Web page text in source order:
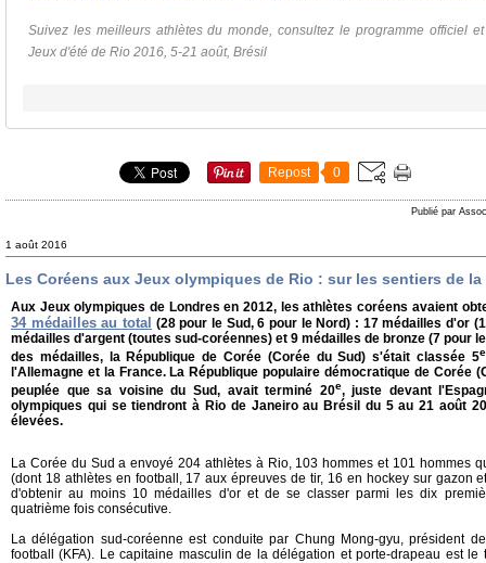
Suivez les meilleurs athlètes du monde, consultez le programme officiel
Jeux d'été de Rio 2016, 5-21 août, Brésil
Repost 0
Publié par
1 août 2016
Les Coréens aux Jeux olympiques de Rio : sur les sentiers de
Aux Jeux olympiques de Londres en 2012, les athlètes coréens avaient
34 médailles au total (28 pour le Sud, 6 pour le Nord) : 17 médailles d'or
médailles d'argent (toutes sud-coréennes) et 9 médailles de bronze (7 pour
des médailles, la République de Corée (Corée du Sud) s'était classée 5e
l'Allemagne et la France. La République populaire démocratique de Corée
peuplée que sa voisine du Sud, avait terminé 20e, juste devant
olympiques qui se tiendront à Rio de Janeiro au Brésil du 5 au 21 août
élevées.
La Corée du Sud a envoyé 204 athlètes à Rio, 103 hommes et 101 hommes
(dont 18 athlètes en football, 17 aux épreuves de tir, 16 en hockey sur gazon
d'obtenir au moins 10 médailles d'or et de se classer parmi les dix
quatrième fois consécutive.
La délégation sud-coréenne est conduite par Chung Mong-gyu, président
football (KFA). Le capitaine masculin de la délégation et porte-drapeau est